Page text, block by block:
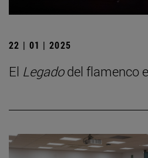
22 | 01 | 2025
El Legadodel flamenco